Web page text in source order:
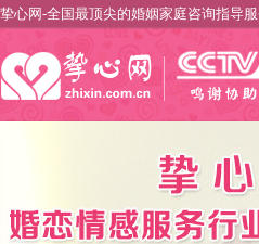
挚心网-全国最顶尖的婚姻家庭咨询指导服